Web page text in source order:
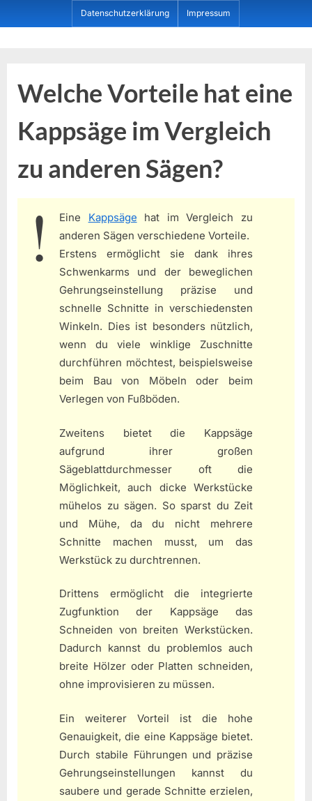
to
Datenschutzerklärung Impressum
Welche Vorteile hat eine
Kappsäge im Vergleich
zu anderen Sägen?
Eine Kappsäge hat im Vergleich zu
anderen Sägen verschiedene Vorteile.
Erstens ermöglicht sie dank ihres
Schwenkarms und der beweglichen
Gehrungseinstellung präzise und
schnelle Schnitte in verschiedensten
Winkeln. Dies ist besonders nützlich,
wenn du viele winklige Zuschnitte
durchführen möchtest, beispielsweise
beim Bau von Möbeln oder beim
Verlegen von Fußböden.
Zweitens bietet die Kappsäge
aufgrund ihrer großen
Sägeblattdurchmesser oft die
Möglichkeit, auch dicke Werkstücke
mühelos zu sägen. So sparst du Zeit
und Mühe, da du nicht mehrere
Schnitte machen musst, um das
Werkstück zu durchtrennen.
Drittens ermöglicht die integrierte
Zugfunktion der Kappsäge das
Schneiden von breiten Werkstücken.
Dadurch kannst du problemlos auch
breite Hölzer oder Platten schneiden,
ohne improvisieren zu müssen.
Ein weiterer Vorteil ist die hohe
Genauigkeit, die eine Kappsäge bietet.
Durch stabile Führungen und präzise
Gehrungseinstellungen kannst du
saubere und gerade Schnitte erzielen,